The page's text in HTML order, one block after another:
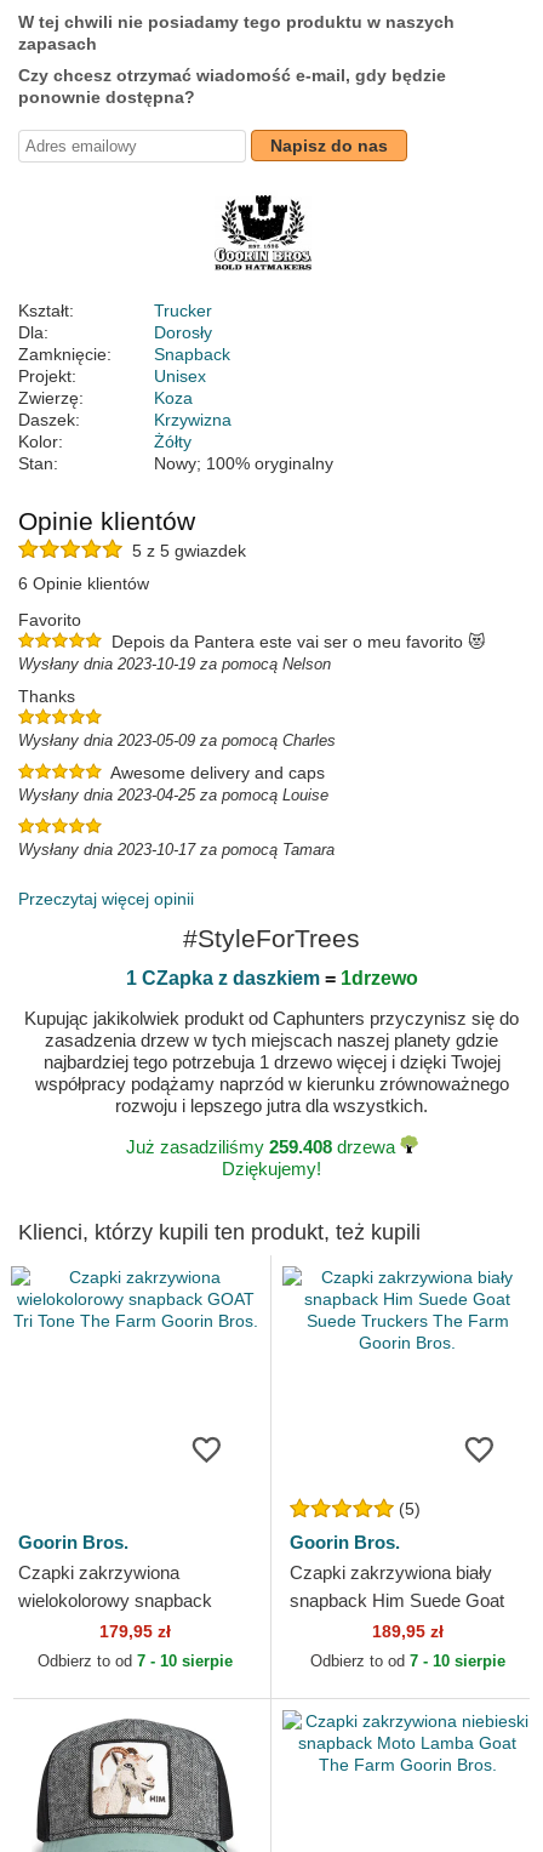
W tej chwili nie posiadamy tego produktu w naszych
zapasach
Czy chcesz otrzymać wiadomość e-mail, gdy będzie
ponownie dostępna?
Napisz do nas
Kształt:
Trucker
Dla:
Dorosły
Zamknięcie:
Snapback
Projekt:
Unisex
Zwierzę:
Koza
Daszek:
Krzywizna
Kolor:
Żółty
Stan:
Nowy; 100% oryginalny
Opinie klientów
5 z 5 gwiazdek
6 Opinie klientów
Favorito
Depois da Pantera este vai ser o meu favorito 😻
Wysłany dnia 2023-10-19 za pomocą Nelson
Thanks
Wysłany dnia 2023-05-09 za pomocą Charles
Awesome delivery and caps
Wysłany dnia 2023-04-25 za pomocą Louise
Wysłany dnia 2023-10-17 za pomocą Tamara
Przeczytaj więcej opinii
#StyleForTrees
1 CZapka z daszkiem= 1drzewo
Kupując jakikolwiek produkt od Caphunters przyczynisz się do
zasadzenia drzew w tych miejscach naszej planety gdzie
najbardziej tego potrzebuja 1 drzewo więcej i dzięki Twojej
współpracy podążamy naprzód w kierunku zrównoważnego
rozwoju i lepszego jutra dla wszystkich.
Już zasadziliśmy 259.408drzewa
Dziękujemy!
Klienci, którzy kupili ten produkt, też kupili
Goorin Bros.
Czapki zakrzywiona
wielokolorowy snapback
GOAT Tri Tone The Farm
Goorin Bros.
179,95 zł
Odbierz to od 7 - 10 sierpie
(5)
Goorin Bros.
Czapki zakrzywiona biały
snapback Him Suede Goat
Suede Truckers The Farm
Goorin Bros.
189,95 zł
Odbierz to od 7 - 10 sierpie